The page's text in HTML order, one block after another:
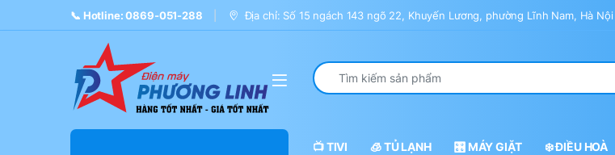
Skip to navigation
Skip to content📞 Hotline: 0869-051-288 Địa chỉ: Số 15 ngách 143 ngõ 22, Khuyến Lương, phường Lĩnh Nam, Hà Nội
Search for:
📺 TIVI 🧊 TỦ LẠNH 🎛️ MÁY GIẶT ❄️ ĐIỀU HOÀ